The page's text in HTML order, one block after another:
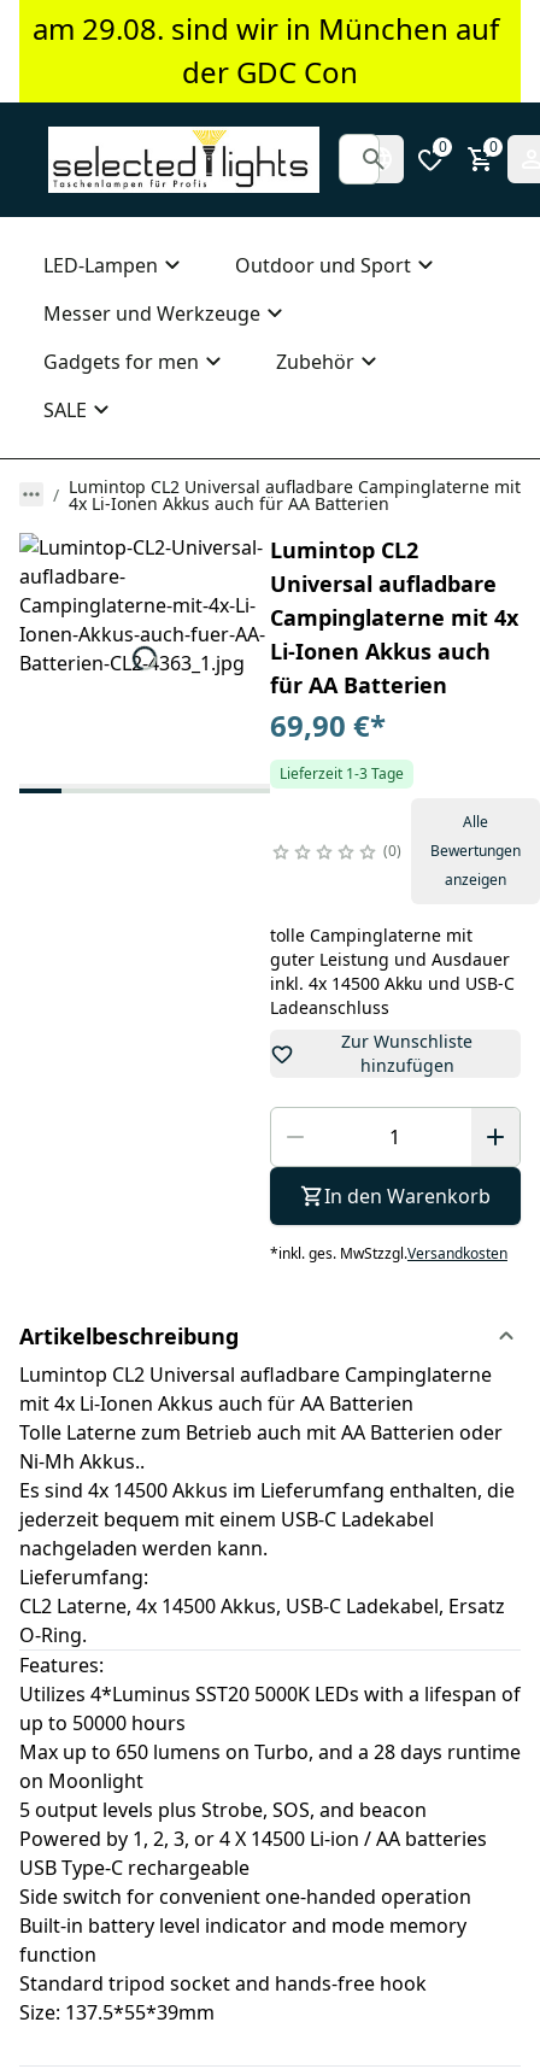
am 29.08. sind wir in München auf
der GDC Con
0 0
LED-Lampen
Outdoor und Sport
Messer und Werkzeuge
Gadgets for men
Zubehör
SALE
Lumintop CL2 Universal aufladbare Campinglaterne mit
4x Li-Ionen Akkus auch für AA Batterien
Lumintop CL2
Universal aufladbare
Campinglaterne mit 4x
Li-Ionen Akkus auch
für AA Batterien
69,90 €*
Lieferzeit 1-3 Tage
0
Alle
Bewertungen
anzeigen
tolle Campinglaterne mit
guter Leistung und Ausdauer
inkl. 4x 14500 Akku und USB-C
Ladeanschluss
Zur Wunschliste
hinzufügen
In den Warenkorb
*inkl. ges. MwStzzgl.Versandkosten
Artikelbeschreibung
Lumintop CL2 Universal aufladbare Campinglaterne
mit 4x Li-Ionen Akkus auch für AA Batterien
Tolle Laterne zum Betrieb auch mit AA Batterien oder
Ni-Mh Akkus..
Es sind 4x 14500 Akkus im Lieferumfang enthalten, die
jederzeit bequem mit einem USB-C Ladekabel
nachgeladen werden kann.
Lieferumfang:
CL2 Laterne, 4x 14500 Akkus, USB-C Ladekabel, Ersatz
O-Ring.
Features:
Utilizes 4*Luminus SST20 5000K LEDs with a lifespan of
up to 50000 hours
Max up to 650 lumens on Turbo, and a 28 days runtime
on Moonlight
5 output levels plus Strobe, SOS, and beacon
Powered by 1, 2, 3, or 4 X 14500 Li-ion / AA batteries
USB Type-C rechargeable
Side switch for convenient one-handed operation
Built-in battery level indicator and mode memory
function
Standard tripod socket and hands-free hook
Size: 137.5*55*39mm